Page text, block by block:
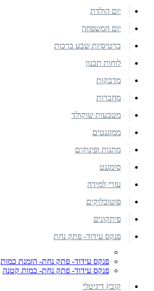
יום הולדת
יום המשפחה
כרטיסיות שבע ברכות
לוחות תכנון
מדבקות
מחברות
מטבעות שוקולד
ממוגנטים
מתנות ופינוקים
סימגנט
עזרי למידה
פוטובלוקים
פיתקונים
פנקס עידוד- פתק נחת
פנקס עידוד- פתק נחת- הזמנת כמות
פנקס עידוד- פתק נחת- כמות קטנה
קובץ דיגיטלי